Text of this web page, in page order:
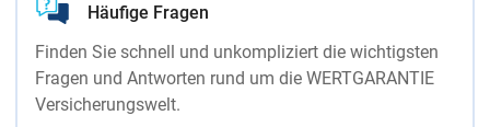
Häufige Fragen
Finden Sie schnell und unkompliziert die wichtigsten
Fragen und Antworten rund um die WERTGARANTIE
Versicherungswelt.